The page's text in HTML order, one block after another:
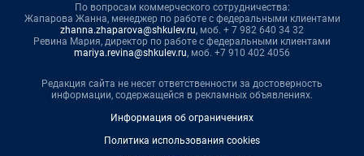
По вопросам коммерческого сотрудничества:
Жапарова Жанна, менеджер по работе с федеральными клиентами
zhanna.zhaparova@shkulev.ru, моб. + 7 982 640 34 32
Ревина Мария, директор по работе с федеральными клиентами
mariya.revina@shkulev.ru, моб. +7 910 402 4056
Редакция сайта не несет ответственности за достоверность
информации, содержащейся в рекламных объявлениях.
Информация об ограничениях
Политика использования cookies